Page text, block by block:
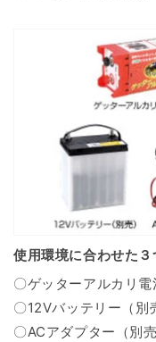
使用環境に合わせた
〇ゲッターアルカリ電
〇12Vバッテリー（別
〇ACアダプター（別売